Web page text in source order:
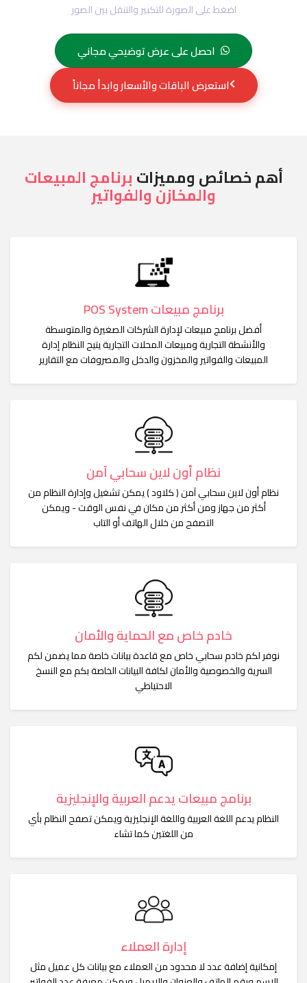
اضغط على الصورة للتكبير والتنقل بين الصور
احصل على عرض توضيحي مجاني
استعرض الباقات والأسعار وابدأ مجاناً
أهم خصائص ومميزاتبرنامج المبيعات
والمخازن والفواتير
برنامج مبيعات POS System
أفضل برنامج مبيعات لإدارة الشركات الصغيرة والمتوسطة
والأنشطة التجارية ومبيعات المحلات التجارية يتيح النظام إدارة
المبيعات والفواتير والمخزون والدخل والمصروفات مع التقارير
نظام أون لاين سحابي آمن
نظام أون لاين سحابي آمن ( كلاود ) يمكن تشغيل وإدارة النظام من
أكثر من جهاز ومن أكثر من مكان في نفس الوقت - ويمكن
التصفح من خلال الهاتف أو التاب
خادم خاص مع الحماية والأمان
نوفر لكم خادم سحابي خاص مع قاعدة بيانات خاصة مما يضمن لكم
السرية والخصوصية والأمان لكافة البيانات الخاصة بكم مع النسخ
الاحتياطي
برنامج مبيعات يدعم العربية والإنجليزية
النظام يدعم اللغة العربية واللغة الإنجليزية ويمكن تصفح النظام بأي
من اللغتين كما تشاء
إدارة العملاء
إمكانية إضافة عدد لا محدود من العملاء مع بيانات كل عميل مثل